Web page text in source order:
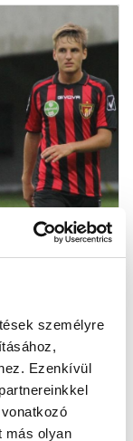
személyre
Ezenkívül
más olyan